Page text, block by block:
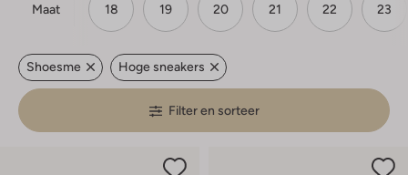
Maat 18 19 20 21 22 23
Shoesme Hoge sneakers
Filter en sorteer